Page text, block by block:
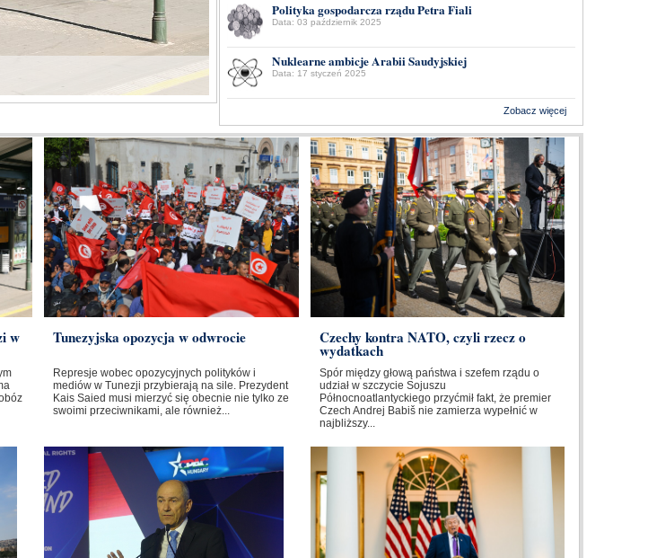
Polityka gospodarcza rządu Petra Fiali
Data: 03 październik 2025
Nuklearne ambicje Arabii Saudyjskiej
Data: 17 styczeń 2025
Zobacz więcej
w Tunezyjska opozycja w odwrocie
Represje wobec opozycyjnych polityków i
mediów w Tunezji przybierają na sile. Prezydent
Kais Saied musi mierzyć się obecnie nie tylko ze
swoimi przeciwnikami, ale również...
Czechy kontra NATO, czyli rzecz o
wydatkach
Spór między głową państwa i szefem rządu o
udział w szczycie Sojuszu
Północnoatlantyckiego przyćmił fakt, że premier
Czech Andrej Babiš nie zamierza wypełnić w
najbliższy...